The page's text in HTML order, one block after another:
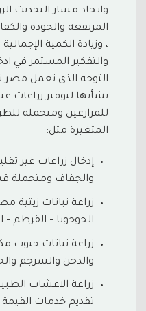
واتخاذ مسار التحديث
المرتفعة والجودة
، وزيادة الكمية
والتفكير المستمر في
التوجه الذي تعمل مصر
نشأتها لتوفير زراعات
للمزارعين ومتحملة
المتغيرة مثل:
إدخال زراعات غير
والجفاف ومتحملة
زراعة نباتات زيتية
الجوجوبا – القرطم –
زراعة نباتات حبوب
والدخن والسرجم
زراعة الاعشاب
تقديم خدمات القيمة